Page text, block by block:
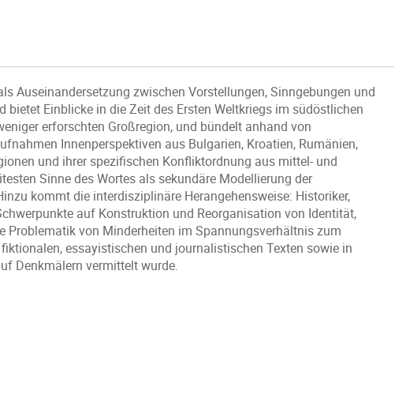
Auseinandersetzung zwischen Vorstellungen, Sinngebungen und
bietet Einblicke in die Zeit des Ersten Weltkriegs im südöstlichen
erforschten Großregion, und bündelt anhand von
Innenperspektiven aus Bulgarien, Kroatien, Rumänien,
und ihrer spezifischen Konfliktordnung aus mittel- und
Sinne des Wortes als sekundäre Modellierung der
kommt die interdisziplinäre Herangehensweise: Historiker,
auf Konstruktion und Reorganisation von Identität,
Problematik von Minderheiten im Spannungsverhältnis zum
essayistischen und journalistischen Texten sowie in
Denkmälern vermittelt wurde.